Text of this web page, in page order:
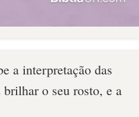
a interpretação das
o seu rosto, e a